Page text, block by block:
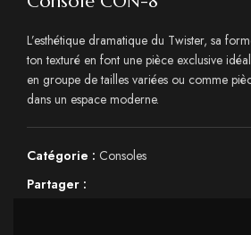
L’esthétique dramatique du Twister, sa
ton texturé en font une pièce exclusive
en groupe de tailles variées ou comme
dans un espace moderne.
Catégorie : Consoles
Partager :